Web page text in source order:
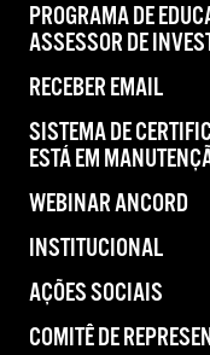
PROGRAMA DE
ASSESSOR DE
RECEBER EMAIL
SISTEMA DE
ESTÁ EM
WEBINAR ANCORD
INSTITUCIONAL
AÇÕES SOCIAIS
COMITÊ DE